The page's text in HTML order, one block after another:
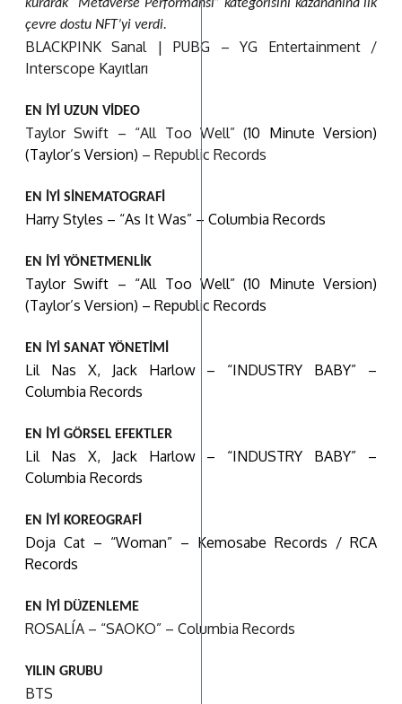
kurarak “Metaverse Performansı” kategorisini kazananına ilk
çevre dostu NFT’yi verdi.
BLACKPINK Sanal | PUBG – YG Entertainment /
Interscope Kayıtları
EN İYİ UZUN VİDEO
Taylor Swift – “All Too Well” (10 Minute Version)
(Taylor’s Version) – Republic Records
EN İYİ SİNEMATOGRAFİ
Harry Styles – “As It Was” – Columbia Records
EN İYİ YÖNETMENLİK
Taylor Swift – “All Too Well” (10 Minute Version)
(Taylor’s Version) – Republic Records
EN İYİ SANAT YÖNETİMİ
Lil Nas X, Jack Harlow – “INDUSTRY BABY” –
Columbia Records
EN İYİ GÖRSEL EFEKTLER
Lil Nas X, Jack Harlow – “INDUSTRY BABY” –
Columbia Records
EN İYİ KOREOGRAFİ
Doja Cat – “Woman” – Kemosabe Records / RCA
Records
EN İYİ DÜZENLEME
ROSALÍA – “SAOKO” – Columbia Records
YILIN GRUBU
BTS